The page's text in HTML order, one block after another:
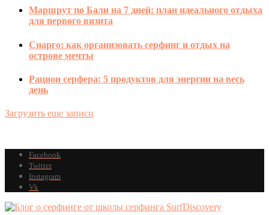
Маршрут по Бали на 7 дней: план идеального отдыха
для первого визита
Сиарго: как организовать серфинг и отдых на
острове мечты
Рацион серфера: 5 продуктов для энергии на весь
день
Загрузить еще записи
Facebook
Twitter
Instagram
Vk